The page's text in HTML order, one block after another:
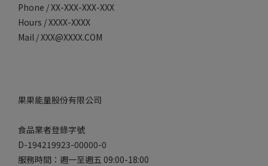
Phone / XX-XXX-XXX-XXX
Hours / XXXX-XXXX
Mail / XXX@XXXX.COM
果果能量股份有限公司
食品業者登錄字號
D-194219923-00000-0
服務時間：週一至週五 09:00-18:00